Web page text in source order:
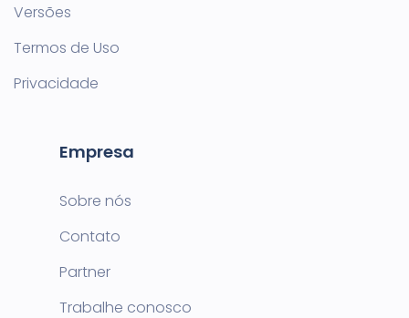
Versões
Termos de Uso
Privacidade
Empresa
Sobre nós
Contato
Partner
Trabalhe conosco